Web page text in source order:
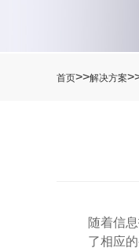
首页>>解决方案
随着信
了相应